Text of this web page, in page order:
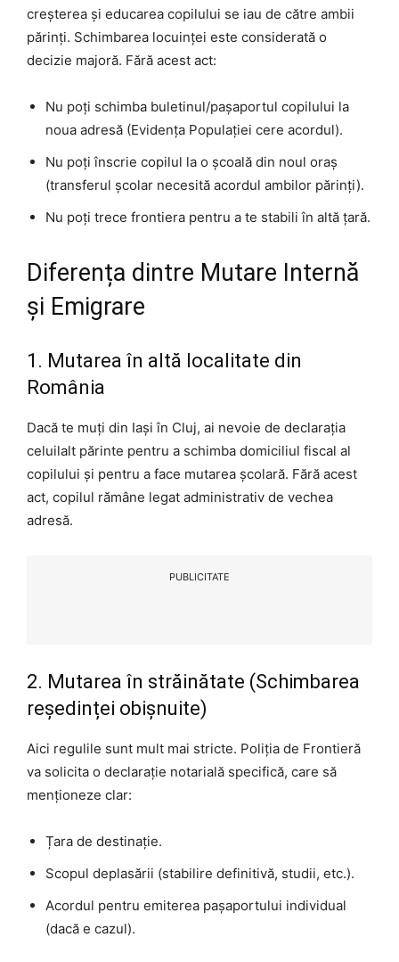
creșterea și educarea copilului se iau de către ambii
părinți. Schimbarea locuinței este considerată o
decizie majoră. Fără acest act:
Nu poți schimba buletinul/pașaportul copilului la
noua adresă (Evidența Populației cere acordul).
Nu poți înscrie copilul la o școală din noul oraș
(transferul școlar necesită acordul ambilor părinți).
Nu poți trece frontiera pentru a te stabili în altă țară.
Diferența dintre Mutare Internă
și Emigrare
1. Mutarea în altă localitate din
România
Dacă te muți din Iași în Cluj, ai nevoie de declarația
celuilalt părinte pentru a schimba domiciliul fiscal al
copilului și pentru a face mutarea școlară. Fără acest
act, copilul rămâne legat administrativ de vechea
adresă.
PUBLICITATE
2. Mutarea în străinătate (Schimbarea
reședinței obișnuite)
Aici regulile sunt mult mai stricte. Poliția de Frontieră
va solicita o declarație notarială specifică, care să
menționeze clar:
Țara de destinație.
Scopul deplasării (stabilire definitivă, studii, etc.).
Acordul pentru emiterea pașaportului individual
(dacă e cazul).